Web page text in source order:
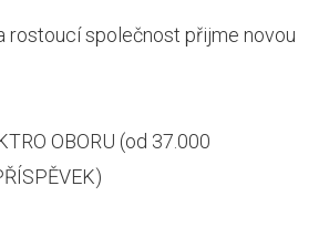
rostoucí společnost přijme novou
OBORU (od 37.000